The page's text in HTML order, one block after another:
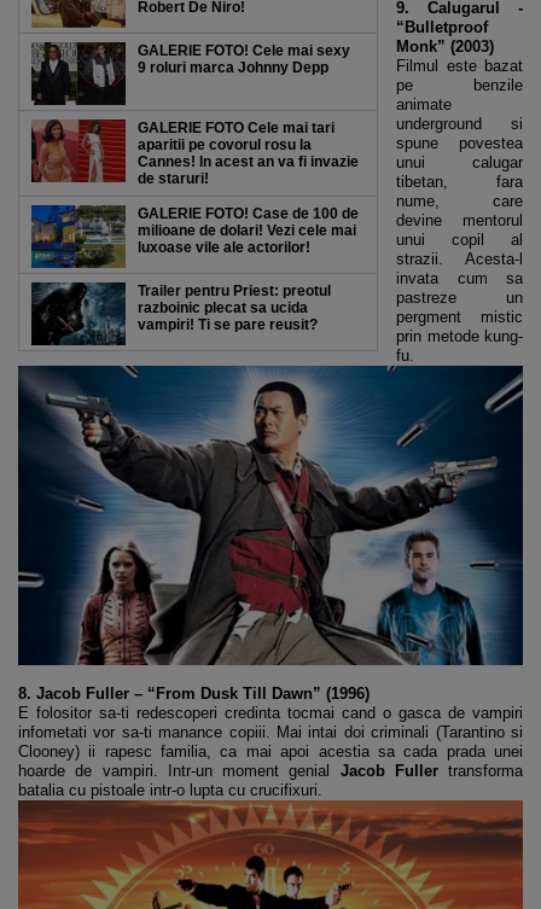
Robert De Niro!
GALERIE FOTO! Cele mai sexy
9 roluri marca Johnny Depp
GALERIE FOTO Cele mai tari
aparitii pe covorul rosu la
Cannes! In acest an va fi invazie
de staruri!
GALERIE FOTO! Case de 100 de
milioane de dolari! Vezi cele mai
luxoase vile ale actorilor!
Trailer pentru Priest: preotul
razboinic plecat sa ucida
vampiri! Ti se pare reusit?
9. Calugarul -
“Bulletproof
Monk” (2003)
Filmul este bazat
pe benzile
animate
underground si
spune povestea
unui calugar
tibetan, fara
nume, care
devine mentorul
unui copil al
strazii. Acesta-l
invata cum sa
pastreze un
pergment mistic
prin metode kung-
fu.
8. Jacob Fuller – “From Dusk Till Dawn” (1996)
E folositor sa-ti redescoperi credinta tocmai cand o gasca de vampiri
infometati vor sa-ti manance copiii. Mai intai doi criminali (Tarantino si
Clooney) ii rapesc familia, ca mai apoi acestia sa cada prada unei
hoarde de vampiri. Intr-un moment genial Jacob Fullertransforma
batalia cu pistoale intr-o lupta cu crucifixuri.